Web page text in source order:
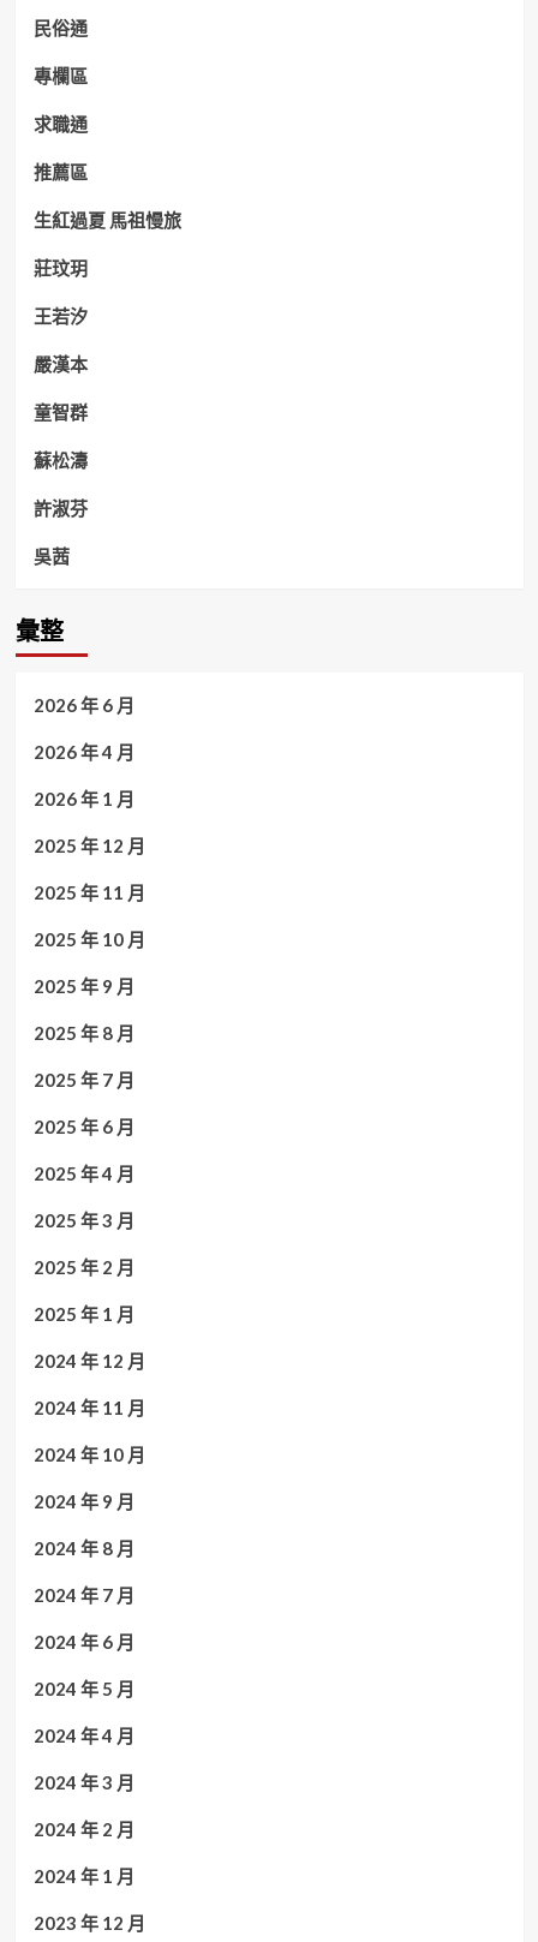
民俗通
專欄區
求職通
推薦區
生紅過夏 馬祖慢旅
莊玟玥
王若汐
嚴漢本
童智群
蘇松濤
許淑芬
吳茜
彙整
2026 年 6 月
2026 年 4 月
2026 年 1 月
2025 年 12 月
2025 年 11 月
2025 年 10 月
2025 年 9 月
2025 年 8 月
2025 年 7 月
2025 年 6 月
2025 年 4 月
2025 年 3 月
2025 年 2 月
2025 年 1 月
2024 年 12 月
2024 年 11 月
2024 年 10 月
2024 年 9 月
2024 年 8 月
2024 年 7 月
2024 年 6 月
2024 年 5 月
2024 年 4 月
2024 年 3 月
2024 年 2 月
2024 年 1 月
2023 年 12 月